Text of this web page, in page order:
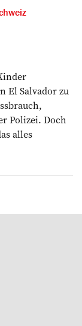
El Salvador zu
Polizei. Doch
alles